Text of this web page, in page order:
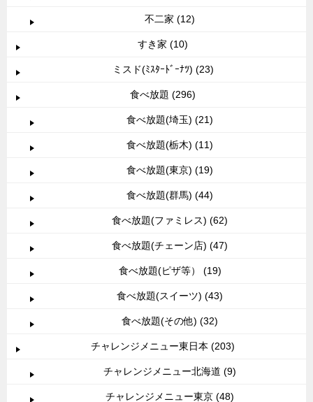
不二家 (12)
すき家 (10)
ミスド(ﾐｽﾀｰﾄﾞｰﾅﾂ) (23)
食べ放題 (296)
食べ放題(埼玉) (21)
食べ放題(栃木) (11)
食べ放題(東京) (19)
食べ放題(群馬) (44)
食べ放題(ファミレス) (62)
食べ放題(チェーン店) (47)
食べ放題(ピザ等） (19)
食べ放題(スイーツ) (43)
食べ放題(その他) (32)
チャレンジメニュー東日本 (203)
チャレンジメニュー北海道 (9)
チャレンジメニュー東京 (48)